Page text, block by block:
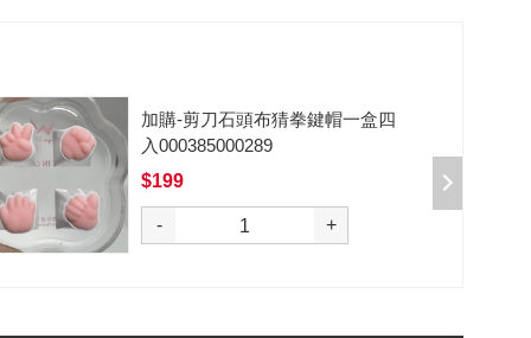
/10
選購
加購-黑武士軸V2/5腳/段落/
-